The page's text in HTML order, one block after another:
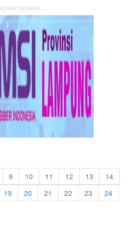
ADVERTISEMENT
9 10 11 12 13
14
19 20 21 22 23
24